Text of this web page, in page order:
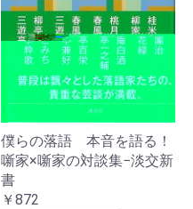
僕らの落語 本音を語る！
噺家×噺家の対談集−淡交新
書
￥872